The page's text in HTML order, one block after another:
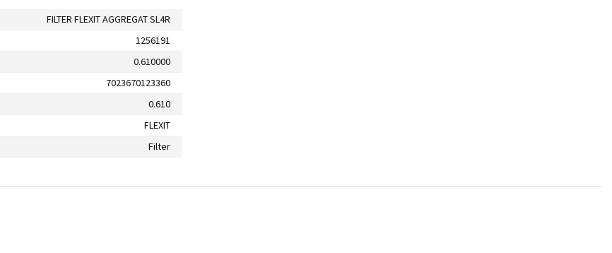
FILTER FLEXIT AGGREGAT SL4R
1256191
0.610000
7023670123360
0.610
FLEXIT
Filter